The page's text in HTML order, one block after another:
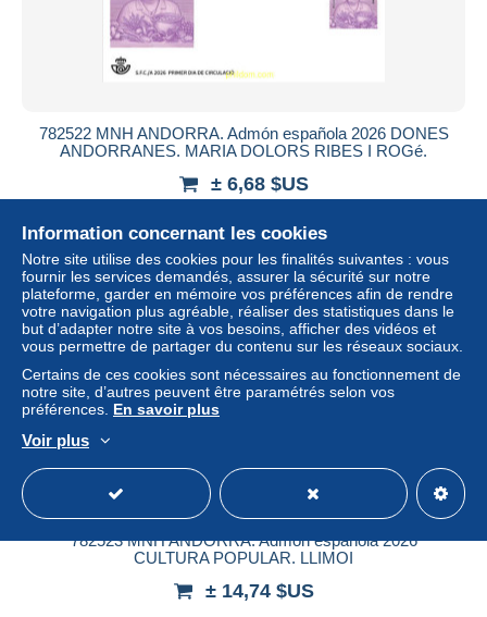
782522 MNH ANDORRA. Admón española 2026 DONES
ANDORRANES. MARIA DOLORS RIBES I ROGé.
± 6,68 $US
Statut
Nouveau
782523 MNH ANDORRA. Admón española 2026
CULTURA POPULAR. LLIMOI
± 14,74 $US
Information concernant les cookies
Notre site utilise des cookies pour les finalités suivantes : vous
fournir les services demandés, assurer la sécurité sur notre
plateforme, garder en mémoire vos préférences afin de rendre
votre navigation plus agréable, réaliser des statistiques dans le
but d’adapter notre site à vos besoins, afficher des vidéos et
vous permettre de partager du contenu sur les réseaux sociaux.
Certains de ces cookies sont nécessaires au fonctionnement de
notre site, d’autres peuvent être paramétrés selon vos
préférences. En savoir plus
Voir plus